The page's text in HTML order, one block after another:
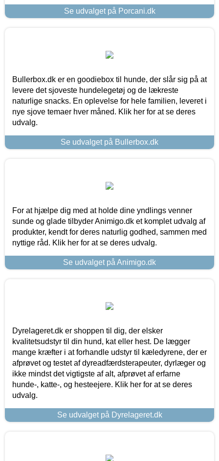
Se udvalget på Porcani.dk
Bullerbox.dk er en goodiebox til hunde, der slår sig på at
levere det sjoveste hundelegetøj og de lækreste
naturlige snacks. En oplevelse for hele familien, leveret i
nye sjove temaer hver måned. Klik her for at se deres
udvalg.
Se udvalget på Bullerbox.dk
For at hjælpe dig med at holde dine yndlings venner
sunde og glade tilbyder Animigo.dk et komplet udvalg af
produkter, kendt for deres naturlig godhed, sammen med
nyttige råd. Klik her for at se deres udvalg.
Se udvalget på Animigo.dk
Dyrelageret.dk er shoppen til dig, der elsker
kvalitetsudstyr til din hund, kat eller hest. De lægger
mange kræfter i at forhandle udstyr til kæledyrene, der er
afprøvet og testet af dyreadfærdsterapeuter, dyrlæger og
ikke mindst det vigtigste af alt, afprøvet af erfarne
hunde-, katte-, og hesteejere. Klik her for at se deres
udvalg.
Se udvalget på Dyrelageret.dk